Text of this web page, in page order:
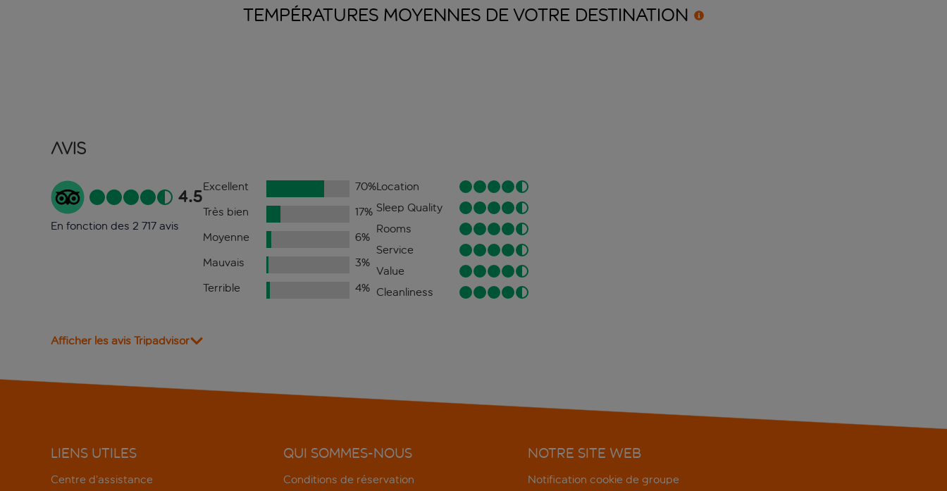
TEMPÉRATURES MOYENNES DE VOTRE DESTINATION
Avis
4.5
En fonction des 2 717 avis
Excellent 70%
Très bien
17%
Moyenne
6%
Mauvais
3%
Terrible
4%
Location
Sleep Quality
Rooms
Service
Value
Cleanliness
Afficher les avis Tripadvisor
LIENS UTILES
Centre d’assistance
QUI SOMMES-NOUS
Conditions de réservation
NOTRE SITE WEB
Notification cookie de groupe